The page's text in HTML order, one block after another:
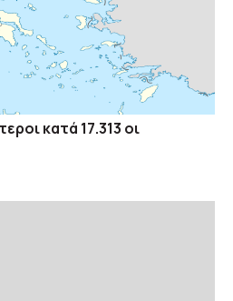
κατά 17.313 οι